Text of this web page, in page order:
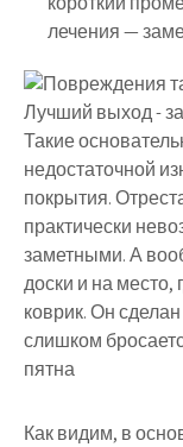
лечения —
Такие
недостаточной
покрытия.
практически
заметными. А
доски и на место,
коврик. Он
слишком
пятна
Как видим, в